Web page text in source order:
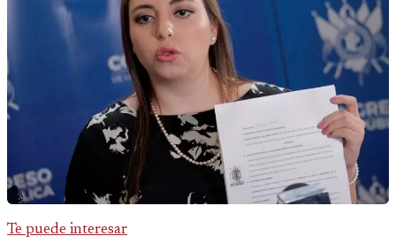
Te puede interesar